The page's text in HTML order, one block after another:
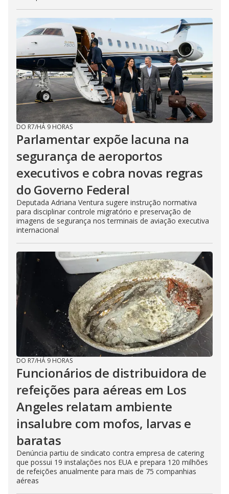
DO R7/HÁ 9 HORAS
Parlamentar expõe lacuna na
segurança de aeroportos
executivos e cobra novas regras
do Governo Federal
Deputada Adriana Ventura sugere instrução normativa
para disciplinar controle migratório e preservação de
imagens de segurança nos terminais de aviação executiva
internacional
DO R7/HÁ 9 HORAS
Funcionários de distribuidora de
refeições para aéreas em Los
Angeles relatam ambiente
insalubre com mofos, larvas e
baratas
Denúncia partiu de sindicato contra empresa de catering
que possui 19 instalações nos EUA e prepara 120 milhões
de refeições anualmente para mais de 75 companhias
aéreas